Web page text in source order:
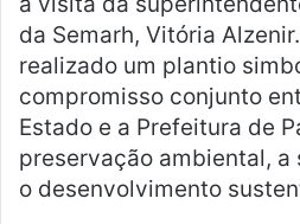
da Semarh, Vitória
realizado um plantio
compromisso conjunto
Estado e a Prefeitura de
preservação ambiental,
o desenvolvimento